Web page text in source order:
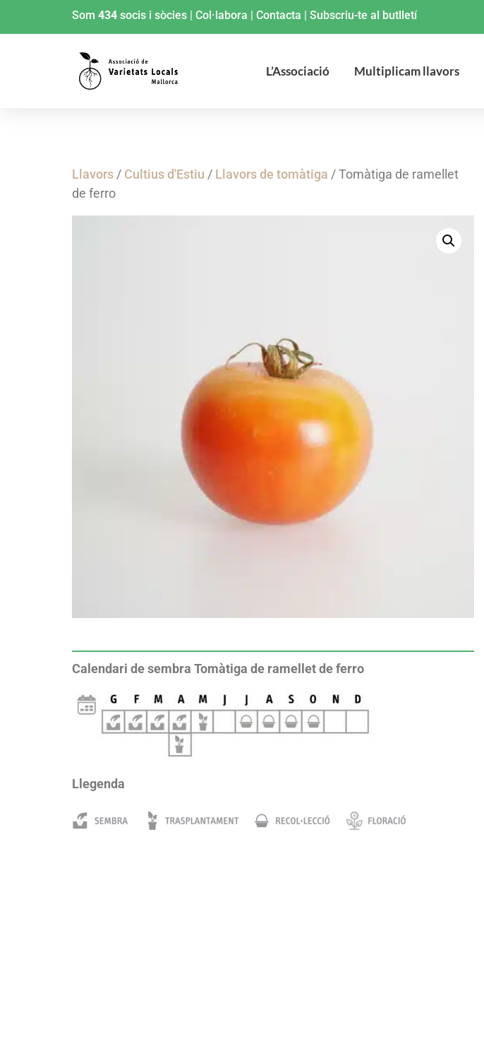
Som 434 socis i sòcies | Col·labora | Contacta | Subscriu-te al butlletí
L’Associació Multiplicam llavors
Llavors/ Cultius d'Estiu / Llavors de tomàtiga / Tomàtiga de ramellet
de ferro
Calendari de sembra Tomàtiga de ramellet de ferro
Llegenda